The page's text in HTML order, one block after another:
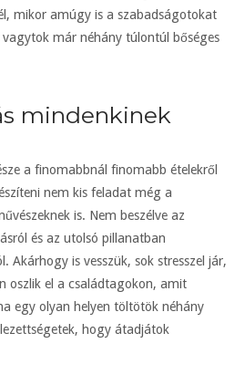
mikor amúgy is a szabadságotokat
már néhány túlontúl bőséges
mindenkinek
a finomabbnál finomabb ételekről
nem kis feladat még a
is. Nem beszélve az
és az utolsó pillanatban
Akárhogy is vesszük, sok stresszel jár,
oszlik el a családtagokon, amit
egy olyan helyen töltötök néhány
hogy átadjátok